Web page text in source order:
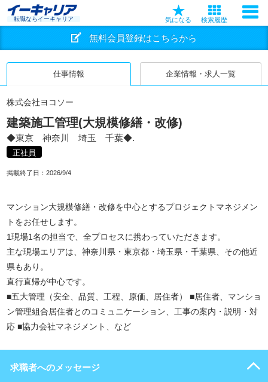
転職ならイーキャリア 気になる 検索履歴
無料会員登録はこちらから
仕事情報 企業情報・求人一覧
株式会社ヨコソー
建築施工管理(大規模修繕・改修)
◆東京 神奈川 埼玉 千葉◆.
正社員
掲載終了日： 2026/9/4
マンション大規模修繕・改修を中心とするプロジェクトマネジメン
トをお任せします。
1現場1名の担当で、全プロセスに携わっていただきます。
主な現場エリアは、神奈川県・東京都・埼玉県・千葉県、その他近
県もあり。
直行直帰が中心です。
■五大管理（安全、品質、工程、原価、居住者） ■居住者、マンショ
ン管理組合居住者とのコミュニケーション、工事の案内・説明・対
応 ■協力会社マネジメント、など
求職者へのメッセージ